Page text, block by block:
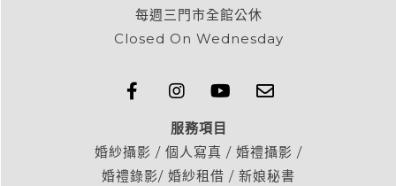
每週三門市全館公休
Closed On Wednesday
服務項目
婚紗攝影 / 個人寫真 / 婚禮攝影 /
婚禮錄影/ 婚紗租借 / 新娘秘書